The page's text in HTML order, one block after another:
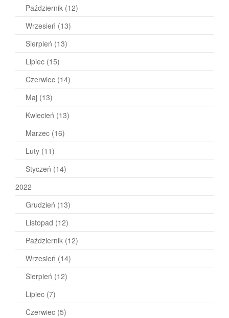
Październik (12)
Wrzesień (13)
Sierpień (13)
Lipiec (15)
Czerwiec (14)
Maj (13)
Kwiecień (13)
Marzec (16)
Luty (11)
Styczeń (14)
2022
Grudzień (13)
Listopad (12)
Październik (12)
Wrzesień (14)
Sierpień (12)
Lipiec (7)
Czerwiec (5)